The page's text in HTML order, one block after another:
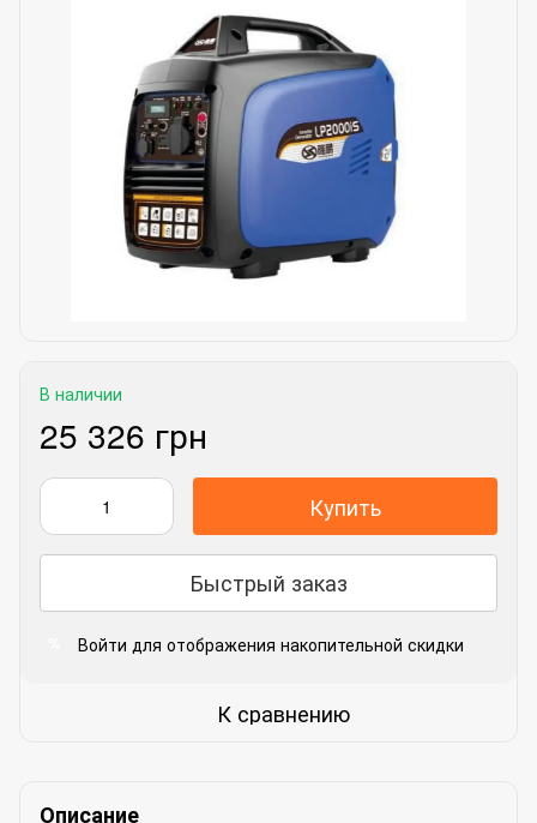
В наличии
25 326 грн
Купить
Быстрый заказ
Войти для отображения накопительной скидки
К сравнению
Описание